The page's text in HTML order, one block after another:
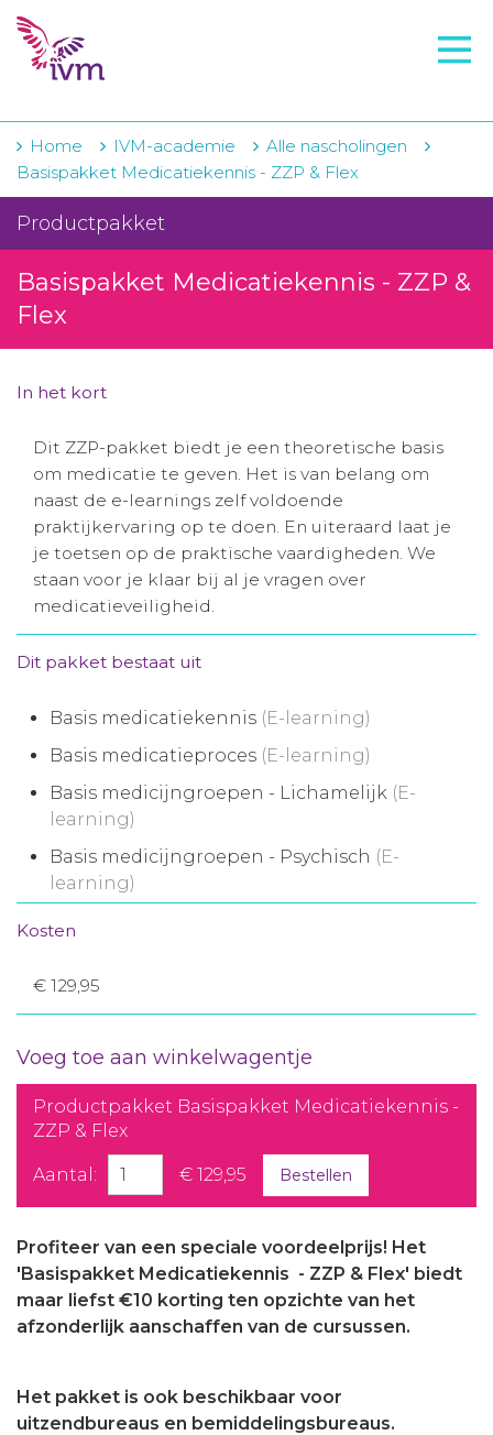
VMI
IVM-academie
Zorginstellingen
Voorschrijfgedrag
Projecten
Over IVM
Winkelwagentje
Aanmelden nieuwsbrief
Inloggen
Toegang leeromgeving
Home IVM-academie
Alle nascholingen
Basispakket Medicatiekennis - ZZP & Flex
Productpakket
Basispakket Medicatiekennis - ZZP &
Flex
In het kort
Dit ZZP-pakket biedt je een theoretische basis
om medicatie te geven. Het is van belang om
naast de e-learnings zelf voldoende
praktijkervaring op te doen. En uiteraard laat je
je toetsen op de praktische vaardigheden. We
staan voor je klaar bij al je vragen over
medicatieveiligheid.
Dit pakket bestaat uit
Basis medicatiekennis (E-learning)
Basis medicatieproces (E-learning)
Basis medicijngroepen - Lichamelijk (E-
learning)
Basis medicijngroepen - Psychisch (E-
learning)
Kosten
€ 129,95
Voeg toe aan winkelwagentje
Productpakket Basispakket Medicatiekennis -
ZZP & Flex
Aantal: € 129,95 Bestellen
Profiteer van een speciale voordeelprijs! Het
'Basispakket Medicatiekennis - ZZP & Flex' biedt
maar liefst €10 korting ten opzichte van het
afzonderlijk aanschaffen van de cursussen.
Het pakket is ook beschikbaar voor
uitzendbureaus en bemiddelingsbureaus.